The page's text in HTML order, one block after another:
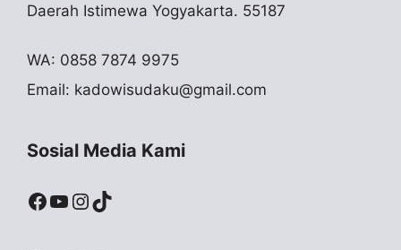
Daerah Istimewa Yogyakarta. 55187
WA: 0858 7874 9975
Email: kadowisudaku@gmail.com
Sosial Media Kami
Facebook
YouTube
Instagram
TikTok